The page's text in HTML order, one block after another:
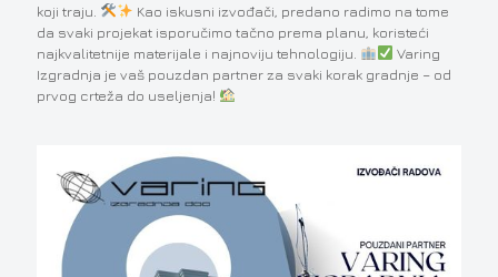
koji traju.
Kao iskusni izvođači, predano radimo na tome
da svaki projekat isporučimo tačno prema planu, koristeći
najkvalitetnije materijale i najnoviju tehnologiju.
Varing
Izgradnja je vaš pouzdan partner za svaki korak gradnje – od
prvog crteža do useljenja!